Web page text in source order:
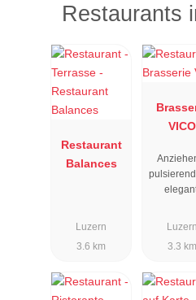
Restaurants
Restaurant
Balances
Luzern
3.6 km
VICO
Luzern
3.3 km